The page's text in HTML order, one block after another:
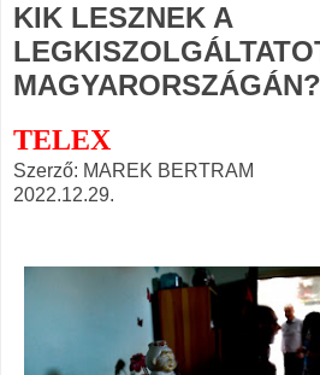
KIK LESZNEK A
MAGYARORSZÁGÁN?
TELEX
Szerző: MAREK BERTRAM
2022.12.29.